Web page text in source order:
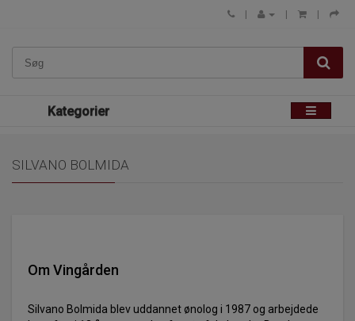
Kategorier
SILVANO BOLMIDA
Om Vingården
Silvano Bolmida blev uddannet ønolog i 1987 og arbejdede